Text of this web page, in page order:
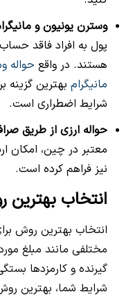
وسترن یونیون و
پول به افراد فاقد
هستند. در واقع حواله
مانیگرامبهترین گزینه
شرایط اضطراری است.
حواله ارزی از طریق
معتبر در چین، امکان
نیز فراهم کرده است.
انتخاب
انتخاب بهترین روش
مختلفی مانند مبلغ
گیرنده و کارمزدها
شرایط شما، بهترین